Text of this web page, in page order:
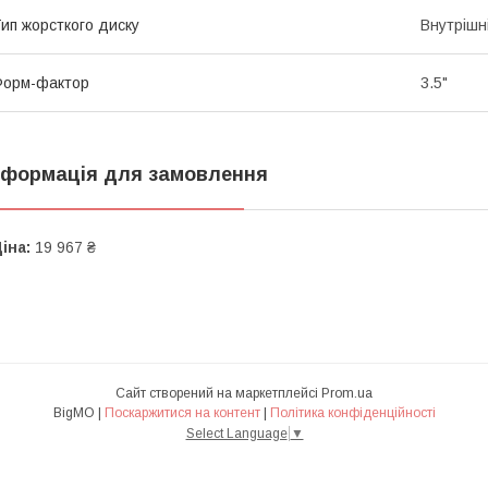
жорсткого диску
фактор 3.5"
для замовлення
19 967 ₴
Сайт створений на маркетплейсі Prom.ua
BigMO | Поскаржитися на контент | Політика конфіденційності
Select Language ▼